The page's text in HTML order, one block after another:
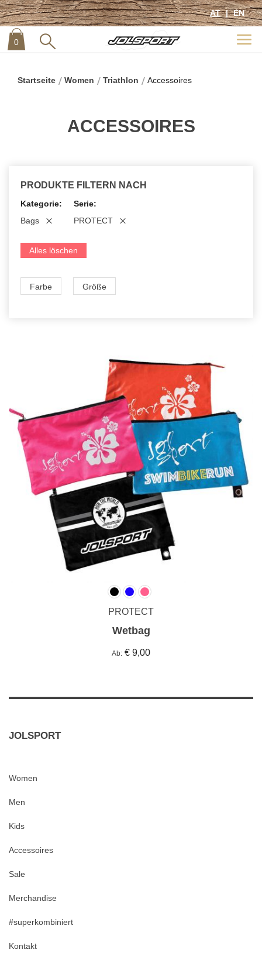
AT EN
00 item
Startseite Women Triathlon Accessoires
ACCESSOIRES
PRODUKTE FILTERN NACH
Kategorie
Bags
Serie
PROTECT
Alles löschen
Farbe Größe
PROTECT
Wetbag
Ab € 9,00
JOLSPORT
Women
Men
Kids
Accessoires
Sale
Merchandise
#superkombiniert
Kontakt